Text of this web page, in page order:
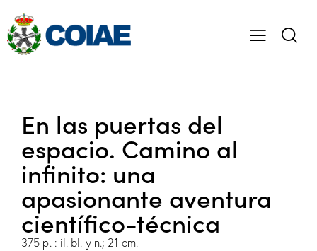
En las puertas del
espacio. Camino al
infinito: una
apasionante aventura
científico-técnica
375 p. : il. bl. y n.; 21 cm.